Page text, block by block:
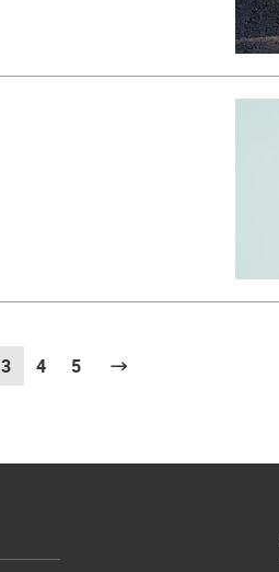
3(aktuell)
4 5